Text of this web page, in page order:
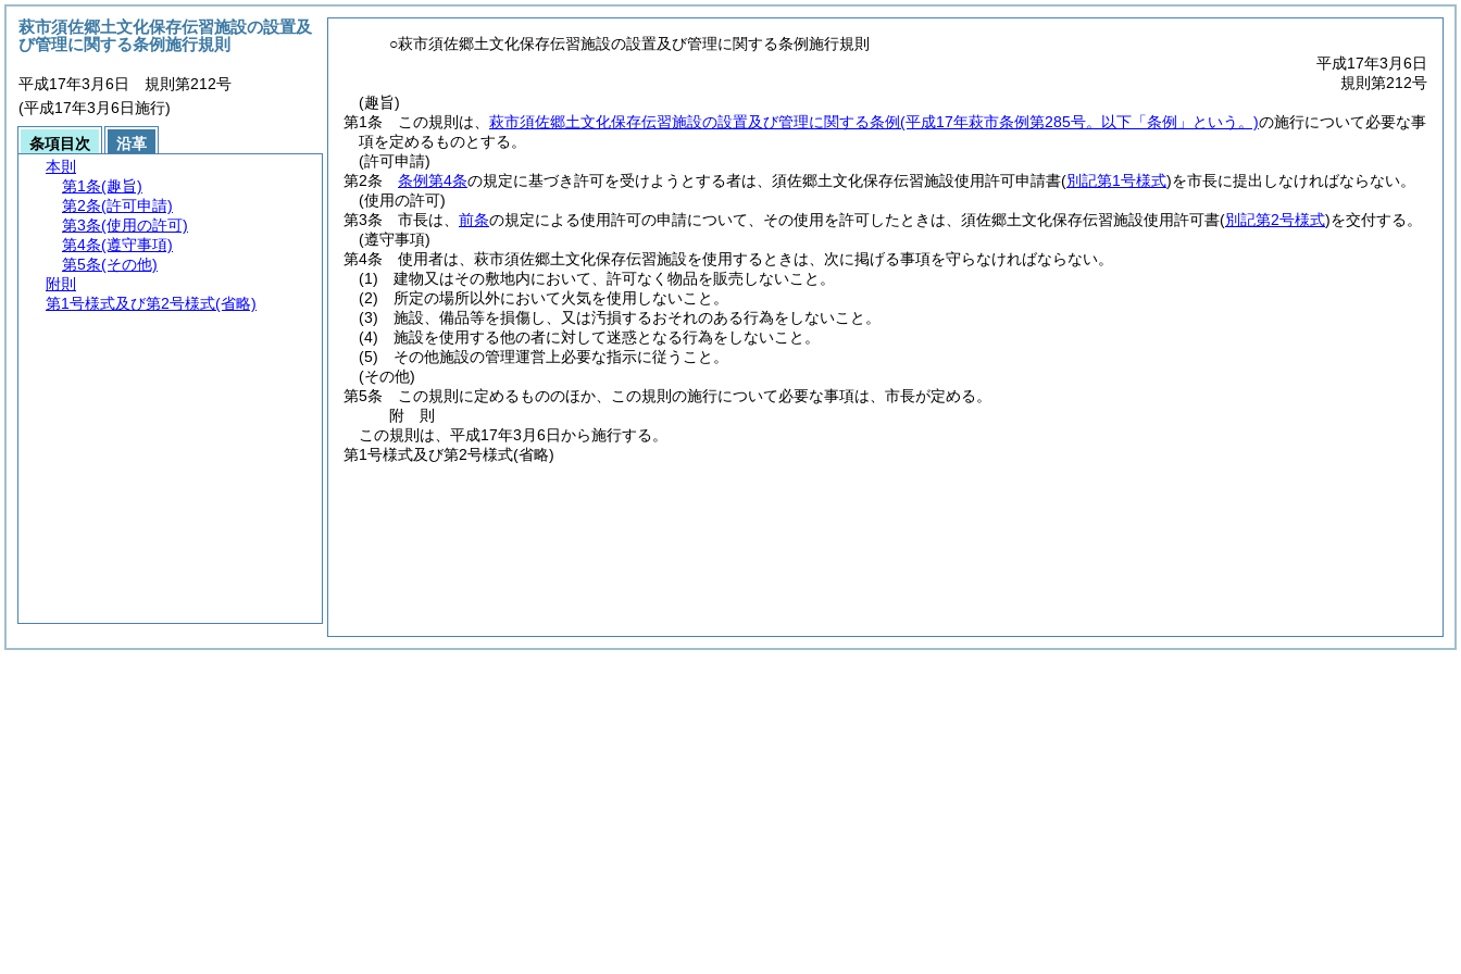
○萩市須佐郷土文化保存伝習施設の設置及び管理に関する条例施行規則
平成17年3月6日
規則第212号
(趣旨)
第1条
この規則は、 萩市須佐郷土文化保存伝習施設の設置及び管理に関する条例(平成17年萩市条例第285号。以下「条例」という。)の施行について必要な事
項を定めるものとする。
(許可申請)
第2条
条例第4条の規定に基づき許可を受けようとする者は、須佐郷土文化保存伝習施設使用許可申請書(別記第1号様式)を市長に提出しなければならない。
(使用の許可)
第3条
市長は、 前条の規定による使用許可の申請について、その使用を許可したときは、須佐郷土文化保存伝習施設使用許可書(別記第2号様式)を交付する。
(遵守事項)
第4条
使用者は、萩市須佐郷土文化保存伝習施設を使用するときは、次に掲げる事項を守らなければならない。
(1)
建物又はその敷地内において、許可なく物品を販売しないこと。
(2)
所定の場所以外において火気を使用しないこと。
(3)
施設、備品等を損傷し、又は汚損するおそれのある行為をしないこと。
(4)
施設を使用する他の者に対して迷惑となる行為をしないこと。
(5)
その他施設の管理運営上必要な指示に従うこと。
(その他)
第5条
この規則に定めるもののほか、この規則の施行について必要な事項は、市長が定める。
附 則
この規則は、平成17年3月6日から施行する。
第1号様式及び第2号様式(省略)
萩市須佐郷土文化保存伝習施設の設置及
び管理に関する条例施行規則
平成17年3月6日 規則第212号
(平成17年3月6日施行)
条項目次
沿革
本則
第1条(趣旨)
第2条(許可申請)
第3条(使用の許可)
第4条(遵守事項)
第5条(その他)
附則
第1号様式及び第2号様式(省略)